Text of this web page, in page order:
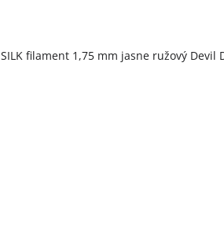
SILK filament 1,75 mm jasne ružový Devil